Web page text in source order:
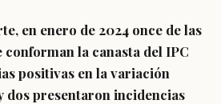
en enero de 2024 once de las
la canasta del IPC
positivas en la variación
dos presentaron incidencias